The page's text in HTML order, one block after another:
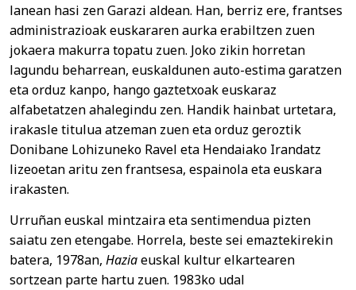
lanean hasi zen Garazi aldean. Han, berriz ere, frantses
administrazioak euskararen aurka erabiltzen zuen
jokaera makurra topatu zuen. Joko zikin horretan
lagundu beharrean, euskaldunen auto-estima garatzen
eta orduz kanpo, hango gaztetxoak euskaraz
alfabetatzen ahalegindu zen. Handik hainbat urtetara,
irakasle titulua atzeman zuen eta orduz geroztik
Donibane Lohizuneko Ravel eta Hendaiako Irandatz
lizeoetan aritu zen frantsesa, espainola eta euskara
irakasten.
Urruñan euskal mintzaira eta sentimendua pizten
saiatu zen etengabe. Horrela, beste sei emaztekirekin
batera, 1978an, Haziaeuskal kultur elkartearen
sortzean parte hartu zuen. 1983ko udal